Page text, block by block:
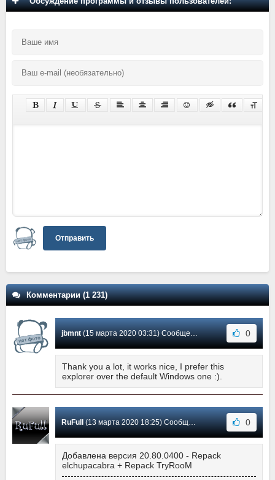
Отправить
Комментарии (1 231)
jbmnt(15 марта 2020 03:31) Сообщение #598 0
Thank you a lot, it works nice, I prefer this
explorer over the default Windows one :).
RuFull(13 марта 2020 18:25) Сообщение #597 0
Добавлена версия 20.80.0400 - Repack
elchupacabra + Repack TryRooM